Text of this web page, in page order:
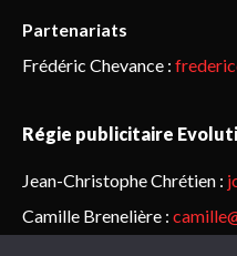
Partenariats
Frédéric Chevance :
Régie publicitaire
Jean-Christophe Chrétien :
Camille Brenelière :